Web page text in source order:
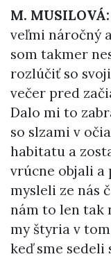
M. MUSILOVÁ:
veľmi náročný
som takmer
rozlúčiť so
večer pred
Dalo mi to
so slzami v
habitatu a
vrúcne objali a
mysleli ze nás
nám to len tak
my štyria v
keď sme